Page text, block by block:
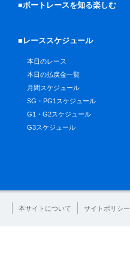
■ボートレースを知る楽しむ
■レーススケジュール
本日のレース
本日の払戻金一覧
月間スケジュール
SG・PG1スケジュール
G1・G2スケジュール
G3スケジュール
本サイトについて サイトポリシー